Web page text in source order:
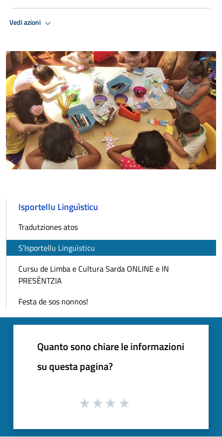
Vedi azioni
Isportellu Linguìsticu
Tradutziones atos
S'Isportellu Linguìsticu
Cursu de Limba e Cultura Sarda ONLINE e IN
PRESÈNTZIA
Festa de sos nonnos!
Quanto sono chiare le informazioni
su questa pagina?